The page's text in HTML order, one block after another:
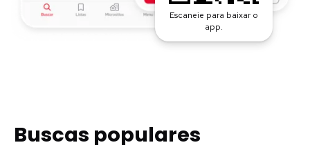
Escaneie para baixar o
app.
Buscas populares